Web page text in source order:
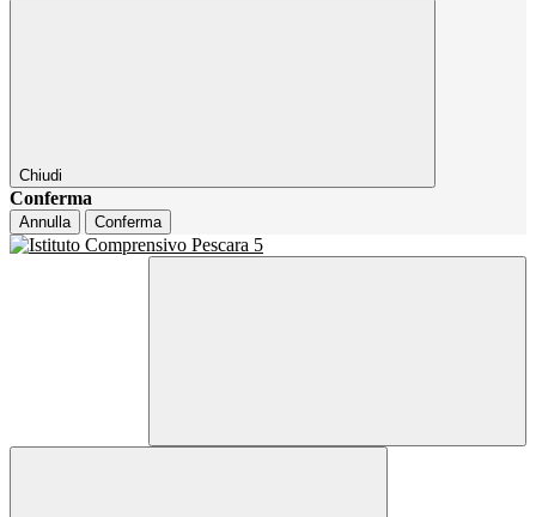
Chiudi
Conferma
Annulla Conferma